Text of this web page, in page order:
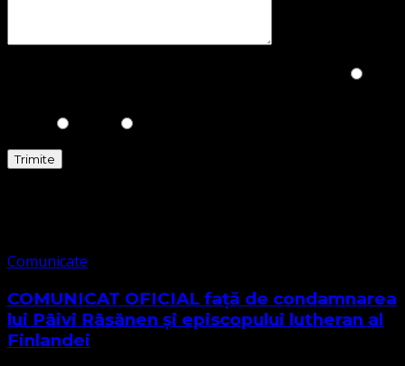
Comunicate
COMUNICAT OFICIAL față de condamnarea
lui Päivi Räsänen și episcopului lutheran al
Finlandei